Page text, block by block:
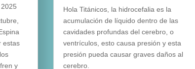
estas
y
Hola Titánicos, la hidrocefalia es la
acumulación de líquido dentro de las
cavidades profundas del cerebro, o
ventrículos, esto causa presión y esta
presión pueda causar graves daños al
cerebro.